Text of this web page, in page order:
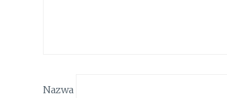
Nazwa